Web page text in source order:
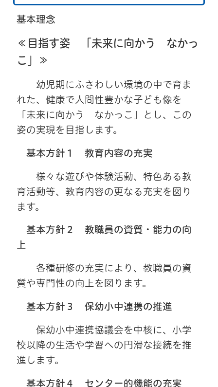
基本理念
≪目指す姿 「未来に向かう なかっ
こ」≫
幼児期にふさわしい環境の中で育ま
れた、健康で人間性豊かな子ども像を
「未来に向かう なかっこ」とし、この
姿の実現を目指します。
基本方針１ 教育内容の充実
様々な遊びや体験活動、特色ある教
育活動等、教育内容の更なる充実を図り
ます。
基本方針２ 教職員の資質・能力の向
上
各種研修の充実により、教職員の資
質や専門性の向上を図ります。
基本方針３ 保幼小中連携の推進
保幼小中連携協議会を中核に、小学
校以降の生活や学習への円滑な接続を推
進します。
基本方針４ センター的機能の充実